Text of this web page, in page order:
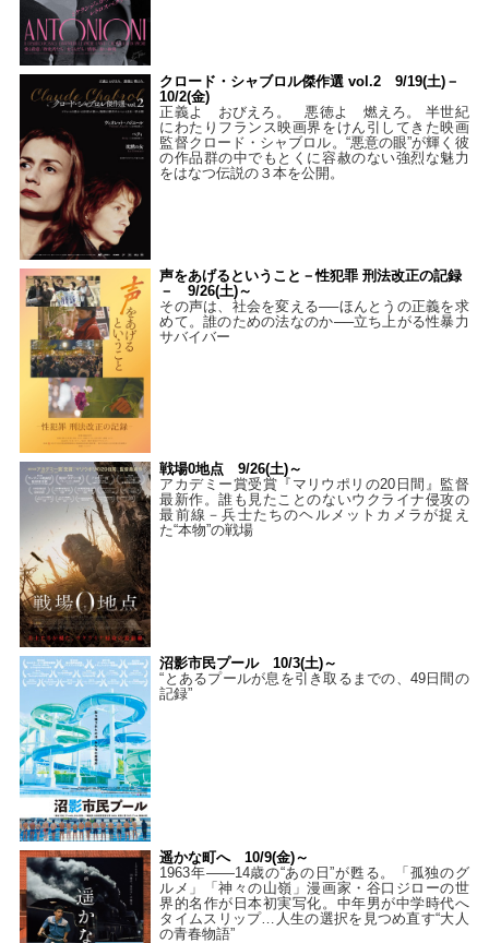
クロード・シャブロル傑作選 vol.2 9/19(土)－
10/2(金)
正義よ おびえろ。 悪徳よ 燃えろ。 半世紀
にわたりフランス映画界をけん引してきた映画
監督クロード・シャブロル。“悪意の眼”が輝く彼
の作品群の中でもとくに容赦のない強烈な魅力
をはなつ伝説の３本を公開。
声をあげるということ－性犯罪 刑法改正の記録
－ 9/26(土)～
その声は、社会を変える──ほんとうの正義を求
めて。誰のための法なのか──立ち上がる性暴力
サバイバー
戦場0地点 9/26(土)～
アカデミー賞受賞『マリウポリの20日間』監督
最新作。誰も見たことのないウクライナ侵攻の
最前線－兵士たちのヘルメットカメラが捉え
た“本物”の戦場
沼影市民プール 10/3(土)～
“とあるプールが息を引き取るまでの、49日間の
記録”
遥かな町へ 10/9(金)～
1963年――14歳の“あの日”が甦る。「孤独のグ
ルメ」「神々の山嶺」漫画家・谷口ジローの世
界的名作が日本初実写化。中年男が中学時代へ
タイムスリップ…人生の選択を見つめ直す“大人
の青春物語”